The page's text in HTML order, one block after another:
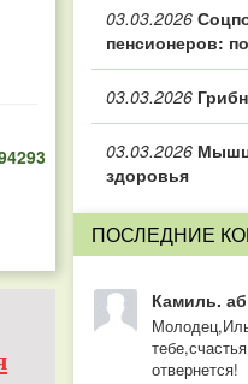
03.03.2026
пенсионеров:
03.03.2026
03.03.2026
здоровья
ПОСЛЕДНИЕ
Камиль.
отвернется!